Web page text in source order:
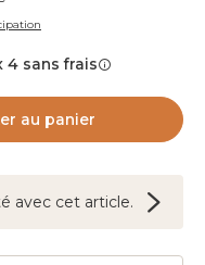
4 sans frais
au panier
avec cet article.